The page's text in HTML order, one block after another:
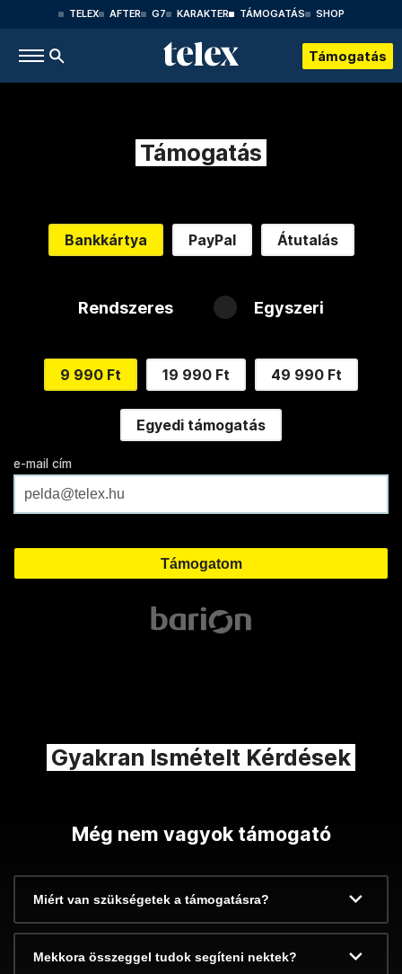
TELEX AFTER G7 KARAKTER TÁMOGATÁS SHOP
Támogatás
Támogatás
Bankkártya PayPal Átutalás
Rendszeres Egyszeri
9 990 Ft 19 990 Ft 49 990 Ft
Egyedi támogatás
e-mail cím
Gyakran Ismételt Kérdések
Még nem vagyok támogató
Miért van szükségetek a támogatásra?
Mekkora összeggel tudok segíteni nektek?